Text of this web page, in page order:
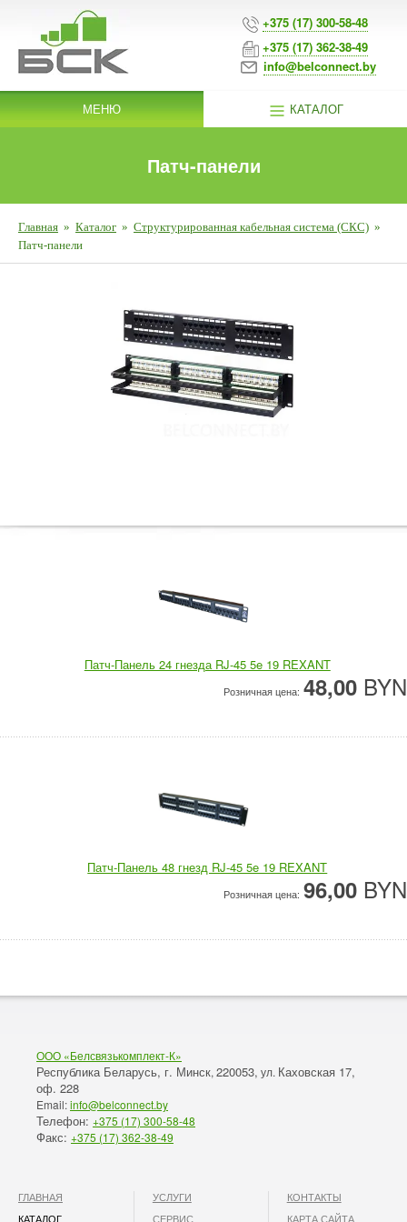
+375 (17) 300-58-48
+375 (17) 362-38-49
info@belconnect.by
МЕНЮ КАТАЛОГ
Патч-панели
Главная » Каталог » Структурированная кабельная система (СКС) »
Патч-панели
Патч-Панель 24 гнезда RJ-45 5e 19 REXANT
Розничная цена: 48,00 BYN
Патч-Панель 48 гнезд RJ-45 5e 19 REXANT
Розничная цена: 96,00 BYN
ООО «Белсвязькомплект-К»
Республика Беларусь, г. Минск, 220053, ул. Каховская 17,
оф. 228
Email:info@belconnect.by
Телефон: +375 (17) 300-58-48
Факс: +375 (17) 362-38-49
ГЛАВНАЯ
КАТАЛОГ
УСЛУГИ
СЕРВИС
КОНТАКТЫ
КАРТА САЙТА